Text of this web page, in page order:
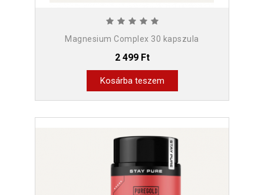
Magnesium Complex 30 kapszula
2 499 Ft
Kosárba teszem